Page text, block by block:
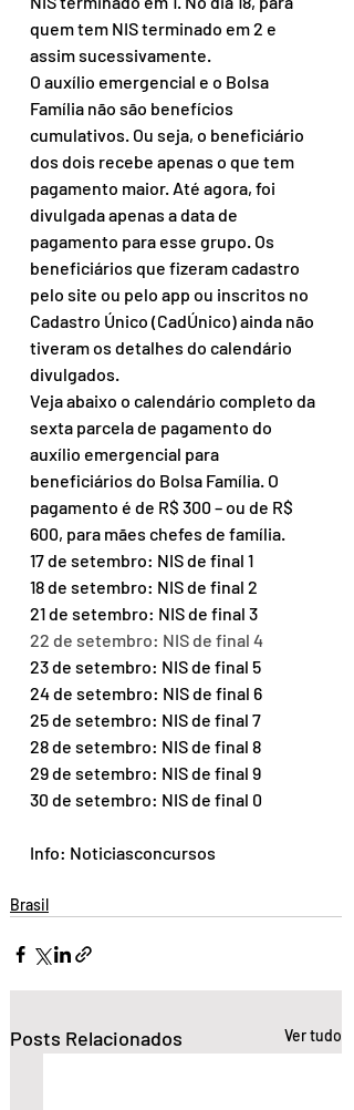
quem tem NIS terminado em 2 e
assim sucessivamente.
O auxílio emergencial e o Bolsa
Família não são benefícios
cumulativos. Ou seja, o beneficiário
dos dois recebe apenas o que tem
pagamento maior. Até agora, foi
divulgada apenas a data de
pagamento para esse grupo. Os
beneficiários que fizeram cadastro
pelo site ou pelo app ou inscritos no
Cadastro Único (CadÚnico) ainda não
tiveram os detalhes do calendário
divulgados.
Veja abaixo o calendário completo da
sexta parcela de pagamento do
auxílio emergencial para
beneficiários do Bolsa Família. O
pagamento é de R$ 300 – ou de R$
600, para mães chefes de família.
17 de setembro: NIS de final 1
18 de setembro: NIS de final 2
21 de setembro: NIS de final 3
22 de setembro: NIS de final 4
23 de setembro: NIS de final 5
24 de setembro: NIS de final 6
25 de setembro: NIS de final 7
28 de setembro: NIS de final 8
29 de setembro: NIS de final 9
30 de setembro: NIS de final 0
Info: Noticiasconcursos
Brasil
Posts Relacionados Ver tudo